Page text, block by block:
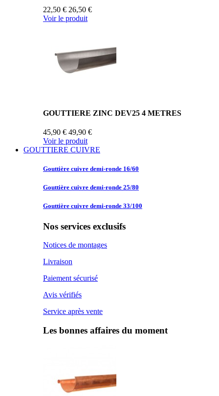
22,50 € 26,50 €
Voir le produit
GOUTTIERE ZINC DEV25 4 METRES
45,90 € 49,90 €
Voir le produit
GOUTTIERE CUIVRE
Gouttière cuivre demi-ronde 16/60
Gouttière cuivre demi-ronde 25/80
Gouttière cuivre demi-ronde 33/100
Nos services exclusifs
Notices de montages
Livraison
Paiement sécurisé
Avis vérifiés
Service après vente
Les bonnes affaires du moment